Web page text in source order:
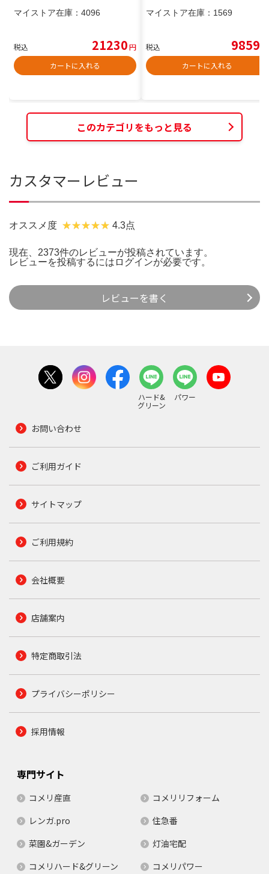
マイストア在庫： 4096
税込 21230円
カートに入れる
マイストア在庫： 1569
税込 9859
カートに入れる
このカテゴリをもっと見る
カスタマーレビュー
オススメ度 4.3点
現在、2373件のレビューが投稿されています。
レビューを投稿するには ログインが必要です。
レビューを書く
ハード&
グリーン
パワー
お問い合わせ
ご利用ガイド
サイトマップ
ご利用規約
会社概要
店舗案内
特定商取引法
プライバシーポリシー
採用情報
専門サイト
コメリ産直
コメリリフォーム
レンガ.pro
住急番
菜園&ガーデン
灯油宅配
コメリハード&グリーン
コメリパワー